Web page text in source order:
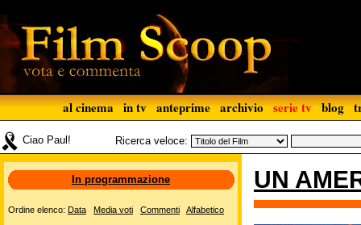
al cinema in tv anteprime archivio serie tv blog
Ciao Paul! Ricerca veloce:
UN
In programmazione
Ordine elenco: Data Media voti Commenti Alfabetico